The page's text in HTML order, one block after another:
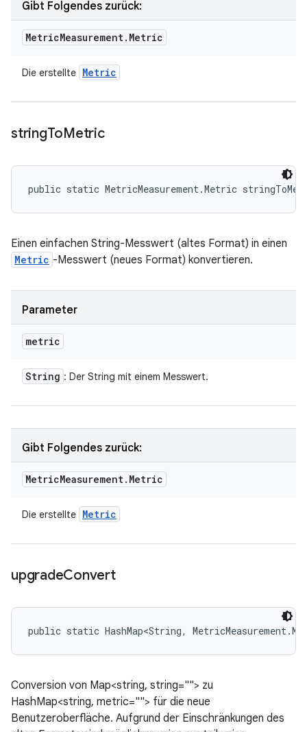
Gibt Folgendes zurück:
MetricMeasurement. Metric
Die erstellte Metric
stringToMetric
public static MetricMeasurement.Metric
Einen einfachen String-Messwert (altes Format) in einen
Metric -Messwert (neues Format) konvertieren.
Parameter
metric
String : Der String mit einem Messwert.
Gibt Folgendes zurück:
MetricMeasurement. Metric
Die erstellte Metric
upgradeConvert
public static HashMap<String,
Conversion von Map<string, string=""> zu
HashMap<string, metric=""> für die neue
Benutzeroberfläche. Aufgrund der Einschränkungen des